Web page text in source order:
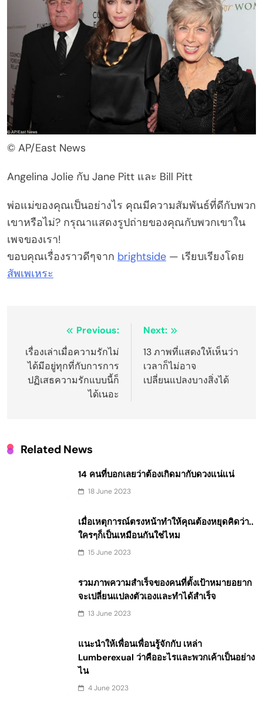
© AP/East News
Angelina Jolie กับ Jane Pitt และ Bill Pitt
พ่อแม่ของคุณเป็นอย่างไร คุณมีความสัมพันธ์ที่ดีกับพวก
เขาหรือไม่? กรุณาแสดงรูปถ่ายของคุณกับพวกเขาใน
เพจของเรา!
ขอบคุณเรื่องราวดีๆจาก brightside — เรียบเรียงโดย
สัพเพเหระ
navigation
Previous:
เรื่องเล่าเมื่อความรักไม่
ได้มีอยู่ทุกที่กับการการ
ปฏิเสธความรักแบบนี้ก็
ได้เนอะ
Next:
13 ภาพที่แสดงให้เห็นว่า
เวลาก็ไม่อาจ
เปลี่ยนแปลงบางสิ่งได้
Related News
14 คนที่บอกเลยว่าต้องเกิดมากับดวงแน่แน่
18 June 2023
เมื่อเหตุการณ์ตรงหน้าทำให้คุณต้องหยุดคิดว่า..
ใครๆก็เป็นเหมือนกันใช่ไหม
15 June 2023
รวมภาพความสำเร็จของคนที่ตั้งเป้าหมายอยาก
จะเปลี่ยนแปลงตัวเองและทำได้สำเร็จ
13 June 2023
แนะนำให้เพื่อนเพื่อนรู้จักกับ เหล่า
Lumberexual ว่าคืออะไรและพวกเค้าเป็นอย่าง
ไน
4 June 2023